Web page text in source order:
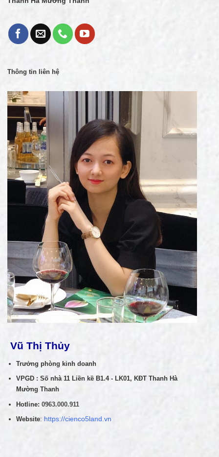
Thông tin liên hệ
Vũ Thị Thủy
Trưởng phòng kinh doanh
VPGD : Số nhà 11 Liền kề B1.4 - LK01, KĐT Thanh Hà
Mường Thanh
Hotline: 0963.000.911
Website: https://cienco5land.vn